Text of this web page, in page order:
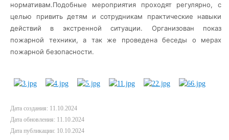
нормативам.Подобные мероприятия проходят регулярно, с
целью привить детям и сотрудникам практические навыки
действий в экстренной ситуации. Организован показ
пожарной техники, а так же проведена беседы о мерах
пожарной безопасности.
Дата создания: 11.10.2024
Дата обновления: 11.10.2024
Дата публикации: 10.10.2024